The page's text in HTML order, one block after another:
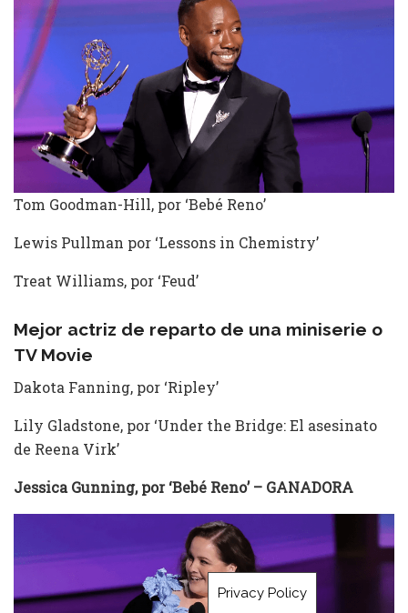
Tom Goodman-Hill, por ‘Bebé Reno’
Lewis Pullman por ‘Lessons in Chemistry’
Treat Williams, por ‘Feud’
Mejor actriz de reparto de una miniserie o
TV Movie
Dakota Fanning, por ‘Ripley’
Lily Gladstone, por ‘Under the Bridge: El asesinato
de Reena Virk’
Jessica Gunning, por ‘Bebé Reno’ – GANADORA
Privacy Policy